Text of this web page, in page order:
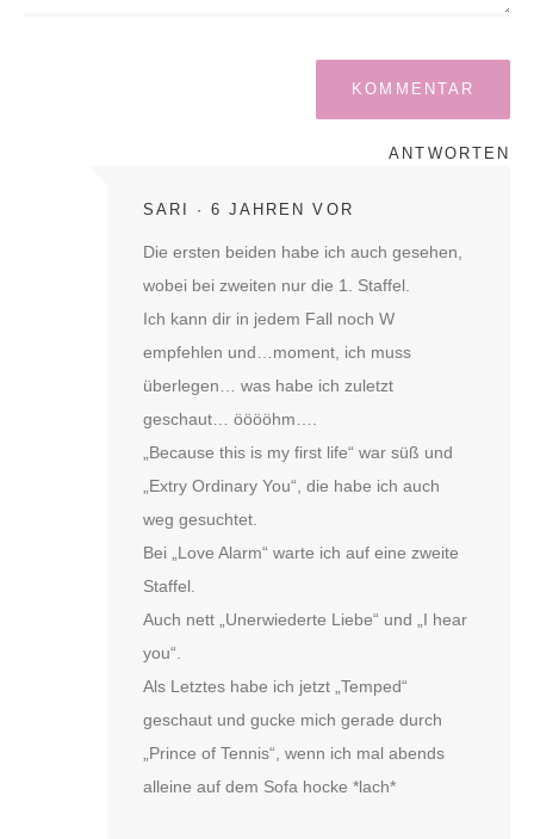
SARI 6 JAHREN VOR
ANTWORTEN
Die ersten beiden habe ich auch gesehen,
wobei bei zweiten nur die 1. Staffel.
Ich kann dir in jedem Fall noch W
empfehlen und…moment, ich muss
überlegen… was habe ich zuletzt
geschaut… ööööhm….
„Because this is my first life“ war süß und
„Extry Ordinary You“, die habe ich auch
weg gesuchtet.
Bei „Love Alarm“ warte ich auf eine zweite
Staffel.
Auch nett „Unerwiederte Liebe“ und „I hear
you“.
Als Letztes habe ich jetzt „Temped“
geschaut und gucke mich gerade durch
„Prince of Tennis“, wenn ich mal abends
alleine auf dem Sofa hocke *lach*